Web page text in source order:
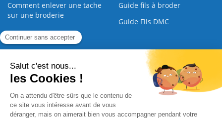
Comment enlever une tache
sur une broderie
Guide fils à broder
Guide Fils DMC
Guide de la Broderie
Commande Papier Qui sommes nous Nous contacter |
Paiement sécurisé